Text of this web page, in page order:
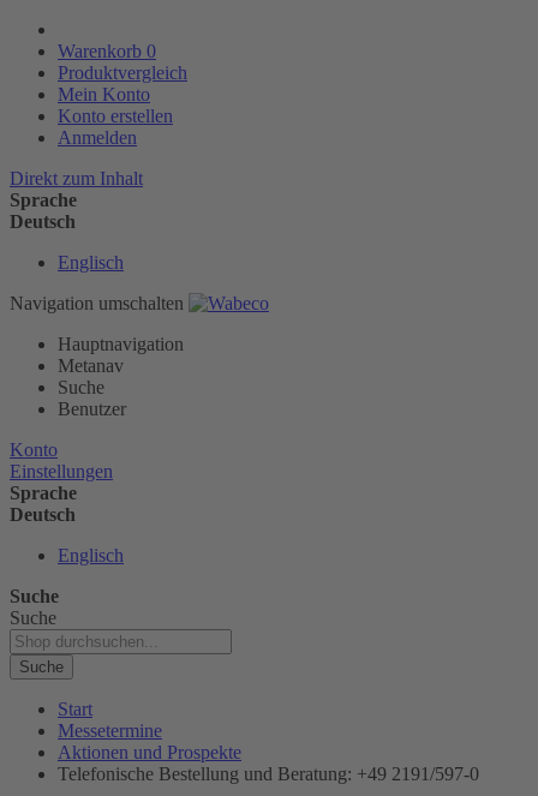
Warenkorb 0
Produktvergleich
Mein Konto
Konto erstellen
Anmelden
Direkt zum Inhalt
Sprache
Deutsch
Englisch
Navigation umschalten
Hauptnavigation
Metanav
Suche
Benutzer
Konto
Einstellungen
Sprache
Deutsch
Englisch
Suche
Suche
Suche
Start
Messetermine
Aktionen und Prospekte
Telefonische Bestellung und Beratung: +49 2191/597-0